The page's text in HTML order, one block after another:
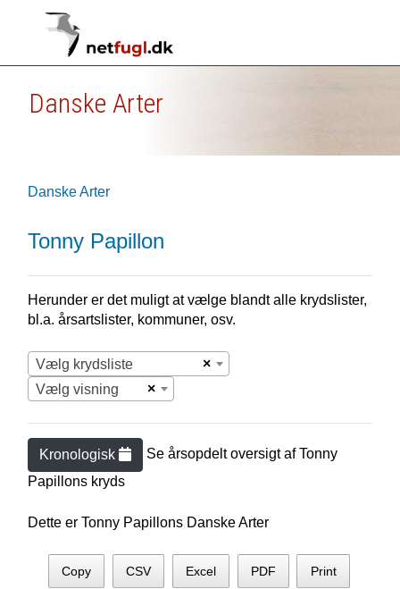
Danske Arter
Danske Arter
Tonny Papillon
Herunder er det muligt at vælge blandt alle krydslister,
bl.a. årsartslister, kommuner, osv.
×
Vælg krydsliste
×
Vælg visning
Kronologisk Se årsopdelt oversigt afTonny
Papillons kryds
Dette er Tonny Papillons Danske Arter
Copy CSV Excel PDF Print